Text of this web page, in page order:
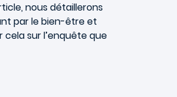
nous détaillerons
par le bien-être et
cela sur l’enquête que